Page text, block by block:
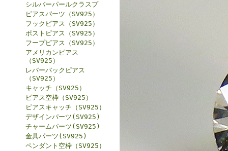
シルバーパールクラスプ
ピアスパーツ（SV925）
フックピアス（SV925）
ポストピアス（SV925）
フープピアス（SV925）
アメリカンピアス
（SV925）
レバーバックピアス
（SV925）
キャッチ（SV925）
ピアス空枠（SV925）
ピアスキャッチ（SV925）
デザインパーツ(SV925)
チャームパーツ(SV925)
金具パーツ(SV925)
ペンダント空枠（SV925）